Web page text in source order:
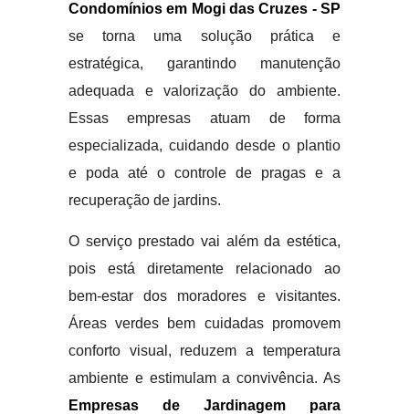
Condomínios em Mogi das Cruzes - SP
se torna uma solução prática e
estratégica, garantindo manutenção
adequada e valorização do ambiente.
Essas empresas atuam de forma
especializada, cuidando desde o plantio
e poda até o controle de pragas e a
recuperação de jardins.
O serviço prestado vai além da estética,
pois está diretamente relacionado ao
bem-estar dos moradores e visitantes.
Áreas verdes bem cuidadas promovem
conforto visual, reduzem a temperatura
ambiente e estimulam a convivência. As
Empresas de Jardinagem para